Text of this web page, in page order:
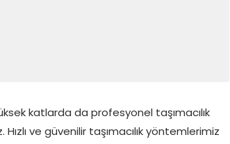
katlarda da profesyonel taşımacılık
ve güvenilir taşımacılık yöntemlerimiz